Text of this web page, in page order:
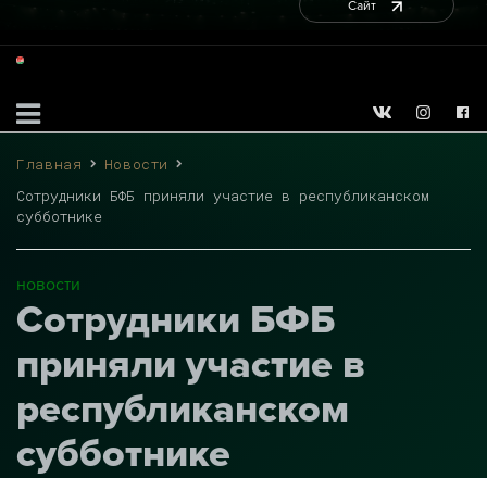
Сайт
Главная
Новости
Сотрудники БФБ приняли участие в республиканском
субботнике
новости
Сотрудники БФБ
приняли участие в
республиканском
субботнике